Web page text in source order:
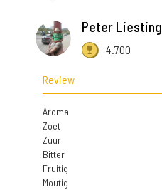
Peter Liesting
4.700
Review
Aroma
Zoet
Zuur
Bitter
Fruitig
Moutig